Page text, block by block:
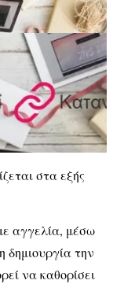
στα εξής
αγγελία, μέσω
δημιουργία την
να καθορίσει